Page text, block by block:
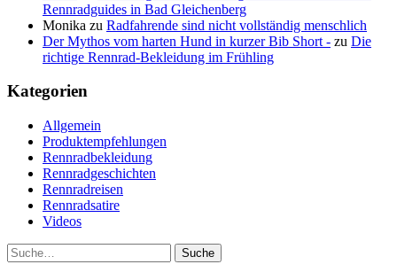
Rennradguides in Bad Gleichenberg
Monika zu Radfahrende sind nicht vollständig menschlich
Der Mythos vom harten Hund in kurzer Bib Short - zu Die
richtige Rennrad-Bekleidung im Frühling
Kategorien
Allgemein
Produktempfehlungen
Rennradbekleidung
Rennradgeschichten
Rennradreisen
Rennradsatire
Videos
Suche